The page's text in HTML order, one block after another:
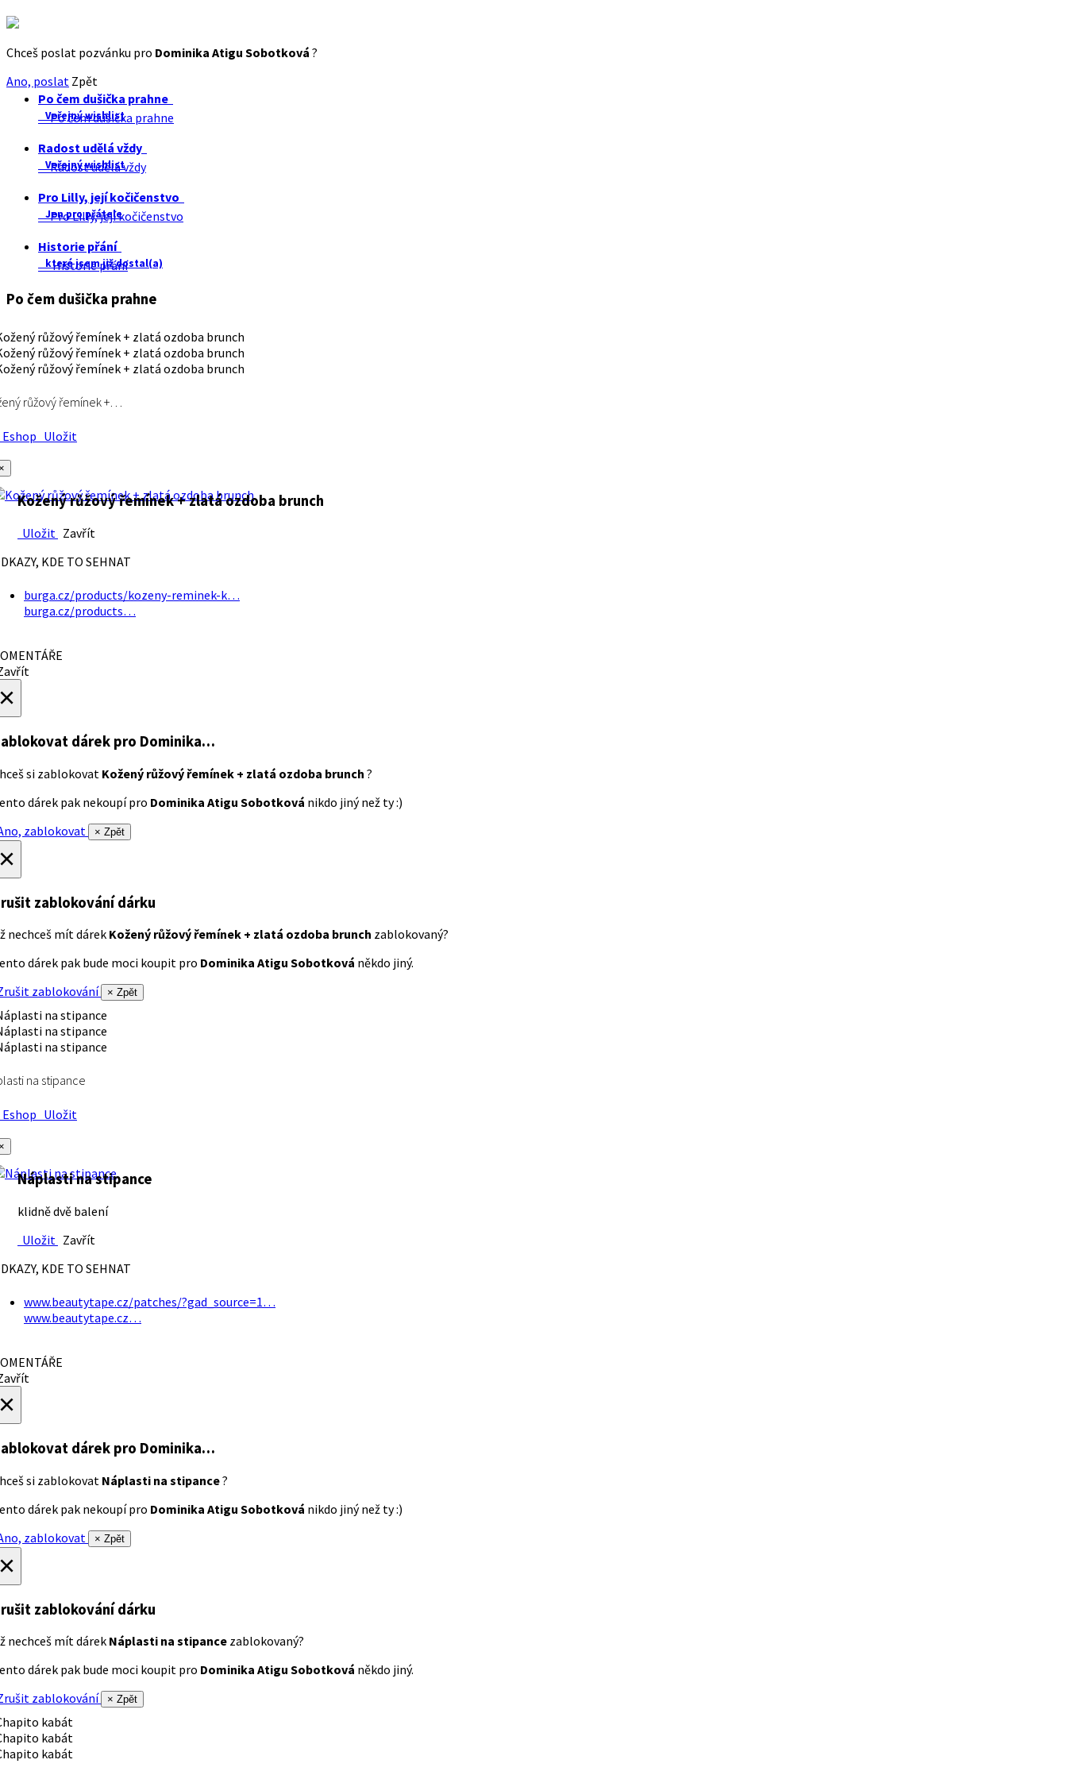
Chceš poslat pozvánku pro Dominika Atigu Sobotková ?
Ano, poslat Zpět
Po čem dušička prahne
Veřejný wishlist
Po čem dušička prahne
Radost udělá vždy
Veřejný wishlist
Radost udělá vždy
Pro Lilly, její kočičenstvo
Jen pro přátele
Pro Lilly, její kočičenstvo
Historie přání
které jsem již dostal(a)
Historie přání
Po čem dušička prahne
růžový řemínek +…
Uložit
Kožený růžový řemínek + zlatá ozdoba brunch
Uložit Zavřít
KDE TO SEHNAT
burga.cz/products/kozeny-reminek-k…
burga.cz/products…
dárek pro Dominika…
si zablokovat Kožený růžový řemínek + zlatá ozdoba brunch ?
dárek pak nekoupí pro Dominika Atigu Sobotková nikdo jiný než ty :)
zablokovat
× Zpět
zablokování dárku
nechceš mít dárek Kožený růžový řemínek + zlatá ozdoba brunch zablokovaný?
dárek pak bude moci koupit pro Dominika Atigu Sobotková někdo jiný.
zablokování
× Zpět
na stipance
Uložit
Náplasti na stipance
klidně dvě balení
Uložit Zavřít
KDE TO SEHNAT
www.beautytape.cz/patches/?gad_source=1…
www.beautytape.cz…
dárek pro Dominika…
si zablokovat Náplasti na stipance?
dárek pak nekoupí pro Dominika Atigu Sobotková nikdo jiný než ty :)
zablokovat
× Zpět
zablokování dárku
nechceš mít dárek Náplasti na stipance zablokovaný?
dárek pak bude moci koupit pro Dominika Atigu Sobotková někdo jiný.
zablokování
× Zpět